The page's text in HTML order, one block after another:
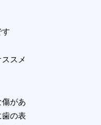
す
スメ
があ
の表